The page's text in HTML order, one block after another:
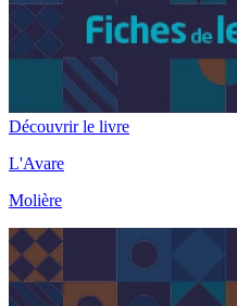
Découvrir le livre
L'Avare
Molière